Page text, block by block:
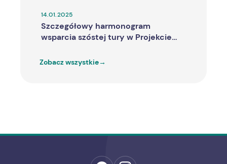
14.01.2025
Szczegółowy harmonogram
wsparcia szóstej tury w Projekcie
Zobacz wszystkie